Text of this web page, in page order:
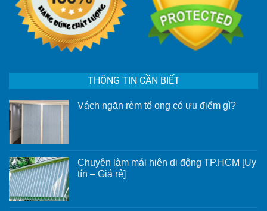
THÔNG TIN CẦN BIẾT
Vách ngăn rèm tổ ong có ưu điểm gì?
ngăn
rèm
tổ
Chuyên làm mái hiên di động TP.HCM [Uy
tín – Giá rẻ]